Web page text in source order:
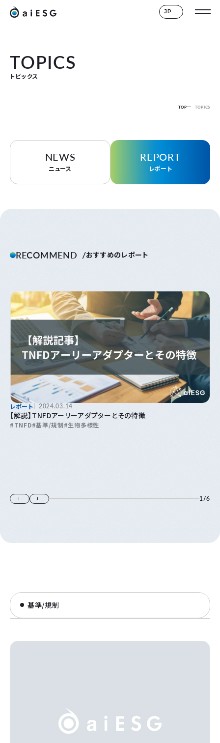
JP
TOPICS
トピックス
TOP TOPICS
NEWS
ニュース
REPORT
レポート
RECOMMEND おすすめのレポート
レポート 2024.03.14
【解説】TNFDアーリーアダプターとその特徴
TNFD 基準/規制 生物多様性
1/6
基準/規制